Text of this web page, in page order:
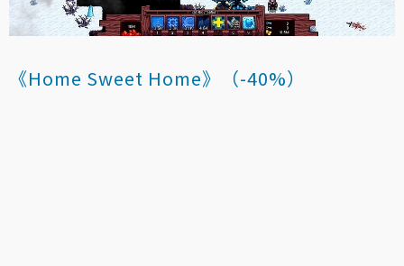
《Home Sweet Home》（-40%）